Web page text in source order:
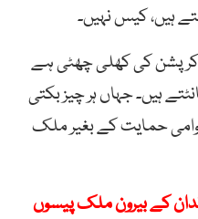
ہیں، کیس نہیں۔
کروڑ سے کم کرپشن کی کھلی چھٹی ہے
ہیں۔ جہاں ہر چیز بکتی
عوامی حمایت کے بغیر ملک
کے بیرون ملک پیسوں